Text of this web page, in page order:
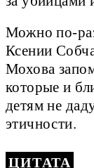
Можно по-
Ксении
Мохова
которые и
детям не
этичности.